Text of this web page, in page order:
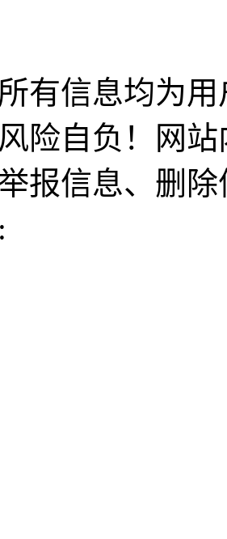
有信息均为
险自负！网
报信息、删